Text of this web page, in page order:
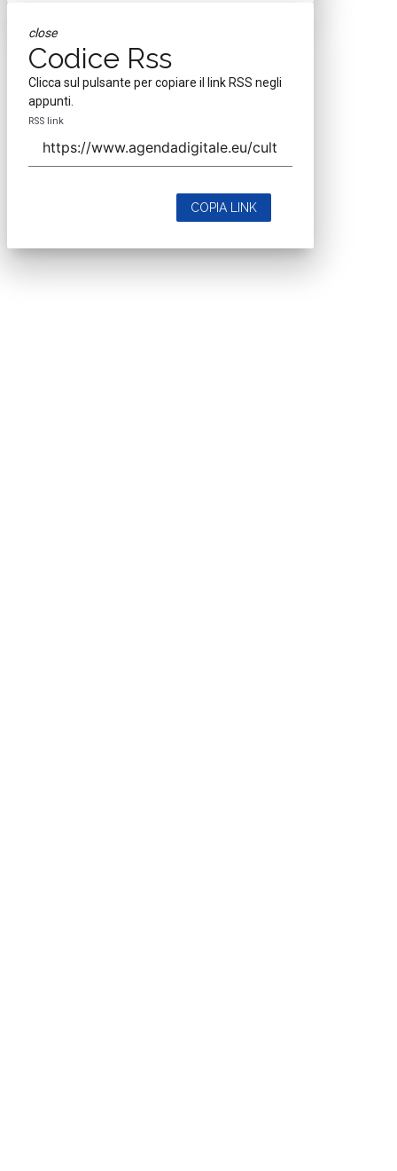
close
Codice Rss
Clicca sul pulsante per copiare il link RSS negli
appunti.
RSS link
COPIA LINK